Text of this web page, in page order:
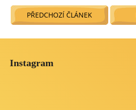
PŘEDCHOZÍ ČLÁNEK
Instagram